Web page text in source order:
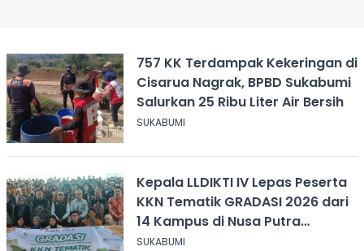
757 KK Terdampak Kekeringan di
Cisarua Nagrak, BPBD Sukabumi
Salurkan 25 Ribu Liter Air Bersih
SUKABUMI
Kepala LLDIKTI IV Lepas Peserta
KKN Tematik GRADASI 2026 dari
14 Kampus di Nusa Putra
University
SUKABUMI